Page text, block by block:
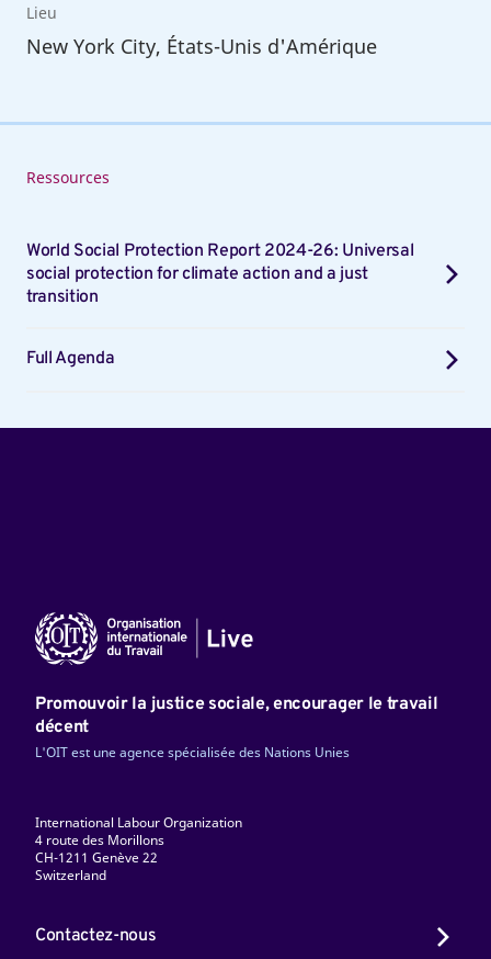
Lieu
New York City, États-Unis d'Amérique
Ressources
World Social Protection Report 2024-26: Universal
social protection for climate action and a just
transition
Full Agenda
Promouvoir la justice sociale, encourager le travail
décent
L'OIT est une agence spécialisée des Nations Unies
International Labour Organization
4 route des Morillons
CH-1211 Genève 22
Switzerland
Contactez-nous